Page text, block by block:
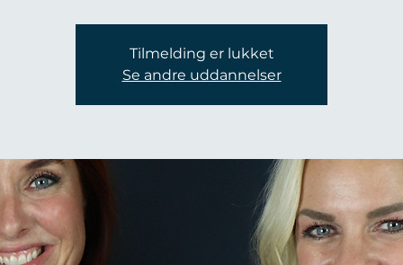
Tilmelding er lukket
Se andre uddannelser